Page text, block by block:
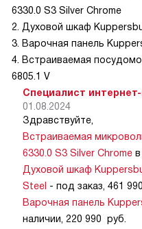
6330.0 S3 Silver Chrome
2. Духовой шкаф
3. Варочная панель
4. Встраиваемая
6805.1 V
Специалист
01.08.2024
Здравствуйте,
Встраиваемая
6330.0 S3 Silver Chrome
Духовой шкаф
Steel - под заказ, 461 990
Варочная панель
наличии, 220 990 руб.